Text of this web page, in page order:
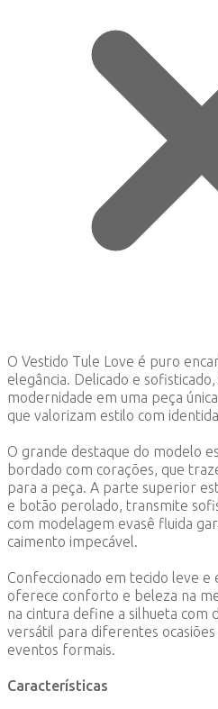
O Vestido Tule Love é puro
elegância. Delicado e
modernidade em uma peça
que valorizam estilo com
O grande destaque do modelo
bordado com corações, que
para a peça. A parte superior
e botão perolado, transmite
com modelagem evasê fluida
caimento impecável.
Confeccionado em tecido leve e
oferece conforto e beleza na
na cintura define a silhueta com
versátil para diferentes
eventos formais.
Características